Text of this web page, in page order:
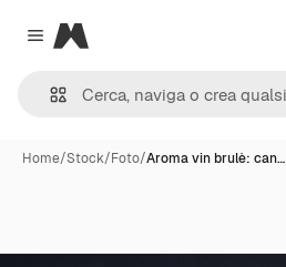
Close menu
Magnific
Home/Stock/Foto/Aroma vin brulè: can…